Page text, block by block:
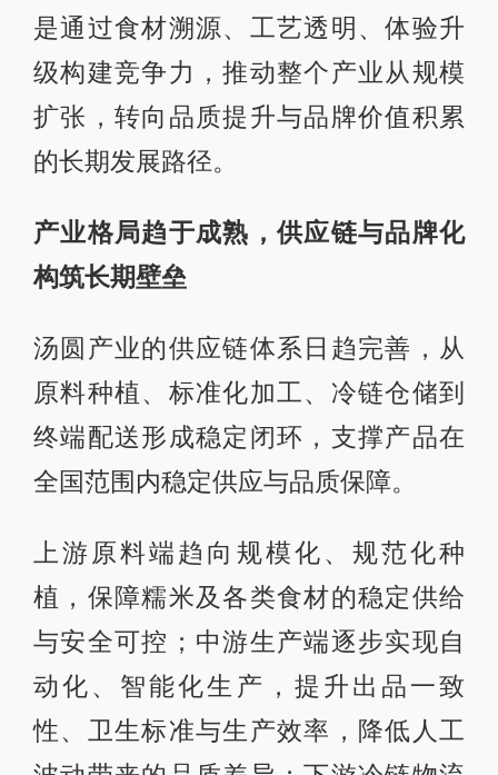
是通过食材溯源、工艺透明、体验升
级构建竞争力，推动整个产业从规模
扩张，转向品质提升与品牌价值积累
的长期发展路径。
产业格局趋于成熟，供应链与品牌化
构筑长期壁垒
汤圆产业的供应链体系日趋完善，从
原料种植、标准化加工、冷链仓储到
终端配送形成稳定闭环，支撑产品在
全国范围内稳定供应与品质保障。
上游原料端趋向规模化、规范化种
植，保障糯米及各类食材的稳定供给
与安全可控；中游生产端逐步实现自
动化、智能化生产，提升出品一致
性、卫生标准与生产效率，降低人工